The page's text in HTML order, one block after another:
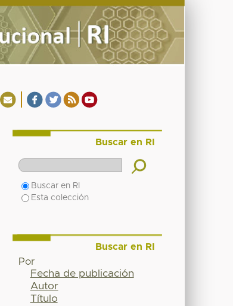
Buscar en RI
Buscar en RI
Esta colección
Buscar en RI
Por
Fecha de publicación
Autor
Título